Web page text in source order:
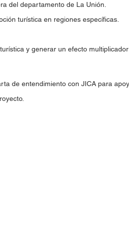
del departamento de La Unión.
turística en regiones específicas.
y generar un efecto
de entendimiento con JICA para